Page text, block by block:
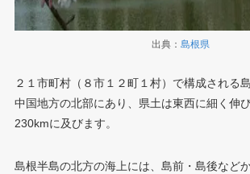
出典： 島根県
２１市町村（８市１２町１村）で構成される
中国地方の北部にあり、県土は東西に細く伸
230kmに及びます。
島根半島の北方の海上には、島前・島後など